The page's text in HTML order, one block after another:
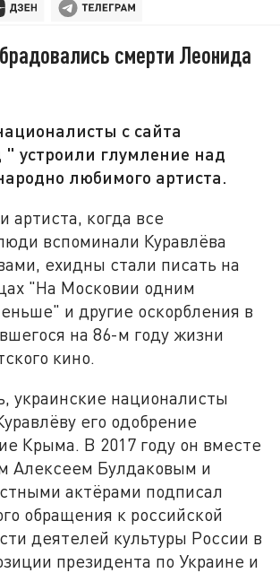
смерти Леонида
с сайта
устроили глумление над
любимого артиста.
артиста, когда все
вспоминали Куравлёва
ехидны стали писать на
"На Московии одним
и другие оскорбления в
на 86-м году жизни
кино.
украинские националисты
его одобрение
Крыма. В 2017 году он вместе
Алексеем Булдаковым и
актёрами подписал
обращения к российской
деятелей культуры России в
президента по Украине и